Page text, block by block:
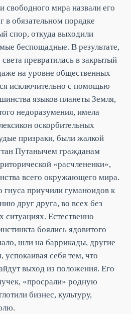
свободного мира назвали его
в обязательном порядке
спор, откуда выходили
беспощадные. В результате,
превратилась в закрытый
на уровне общественных
исключительно с помощью
языков планеты Земля,
недоразумения, имела
оскорбительных
призраки, были жалкой
Путанычем гражданам
«расчлененки»,
всего окружающего мира.
гнуса приучили гуманоидов к
друг друга, во всех без
Естественно
боялись ядовитого
шли на баррикады, другие
успокаивая себя тем, что
выход из положения. Его
«просрали» родную
бизнес, культуру,